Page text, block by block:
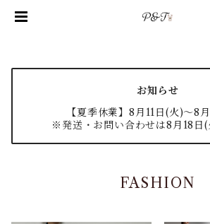
お知らせ
【夏季休業】8月11日(火)〜8
※発送・お問い合わせは8月18日
FASHION